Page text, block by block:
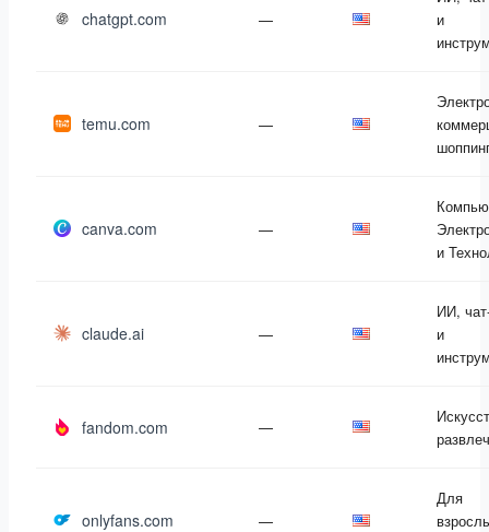
chatgpt.com —
и
temu.com —
canva.com —
и
claude.ai —
ИИ,
и
fandom.com —
onlyfans.com —
Для